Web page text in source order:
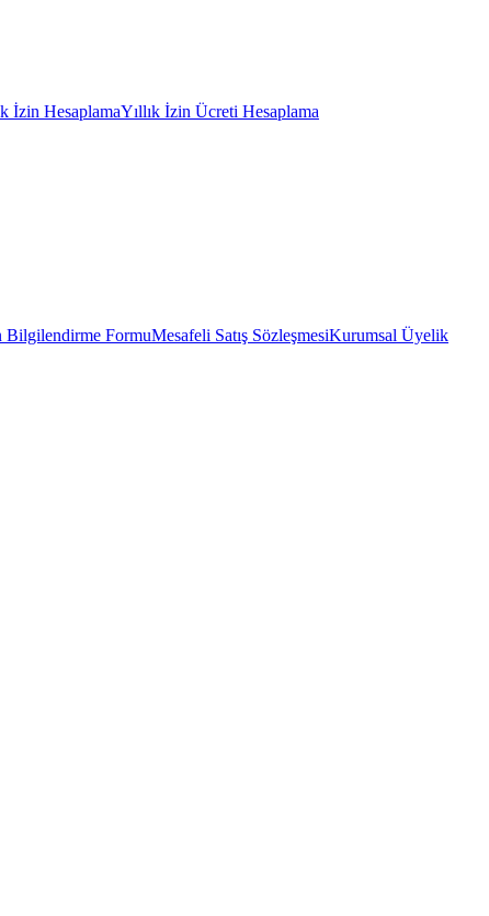
İzin HesaplamaYıllık İzin Ücreti Hesaplama
Bilgilendirme FormuMesafeli Satış SözleşmesiKurumsal Üyelik